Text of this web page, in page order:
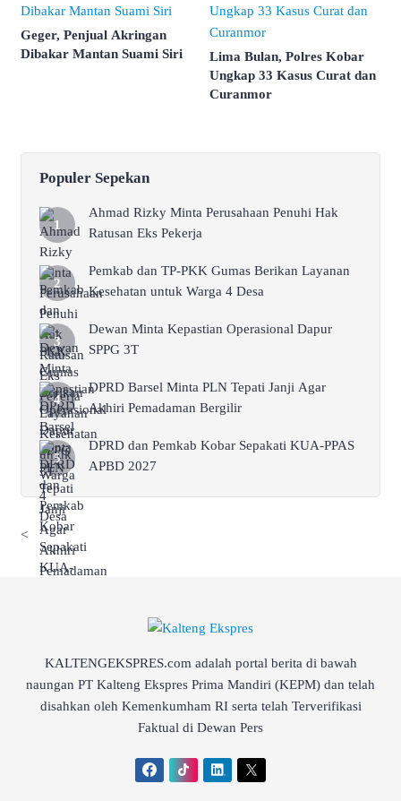
Geger, Penjual Akringan
Dibakar Mantan Suami Siri
Lima Bulan, Polres Kobar
Ungkap 33 Kasus Curat dan
Curanmor
Populer Sepekan
Ahmad Rizky Minta Perusahaan Penuhi Hak
Ratusan Eks Pekerja
Pemkab dan TP-PKK Gumas Berikan Layanan
Kesehatan untuk Warga 4 Desa
Dewan Minta Kepastian Operasional Dapur
SPPG 3T
DPRD Barsel Minta PLN Tepati Janji Agar
Akhiri Pemadaman Bergilir
DPRD dan Pemkab Kobar Sepakati KUA-PPAS
APBD 2027
<
KALTENGEKSPRES.com adalah portal berita di bawah
naungan PT Kalteng Ekspres Prima Mandiri (KEPM) dan telah
disahkan oleh Kemenkumham RI serta telah Terverifikasi
Faktual di Dewan Pers